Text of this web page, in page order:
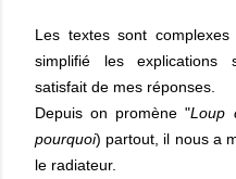
Les textes sont
simplifié les explications
satisfait de mes réponses.
Depuis on promène "Loup
pourquoi) partout, il nous a
le radiateur.